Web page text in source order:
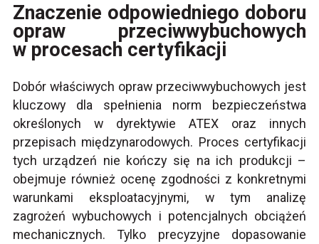
Znaczenie odpowiedniego doboru
opraw przeciwwybuchowych
w procesach certyfikacji
Dobór właściwych opraw przeciwwybuchowych jest
kluczowy dla spełnienia norm bezpieczeństwa
określonych w dyrektywie ATEX oraz innych
przepisach międzynarodowych. Proces certyfikacji
tych urządzeń nie kończy się na ich produkcji –
obejmuje również ocenę zgodności z konkretnymi
warunkami eksploatacyjnymi, w tym analizę
zagrożeń wybuchowych i potencjalnych obciążeń
mechanicznych. Tylko precyzyjne dopasowanie